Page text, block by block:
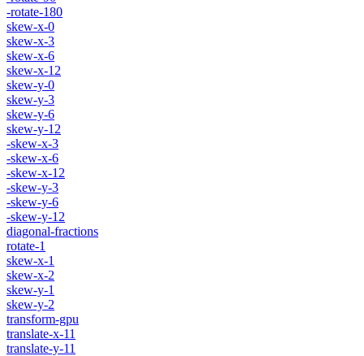
-rotate-180
skew-x-0
skew-x-3
skew-x-6
skew-x-12
skew-y-0
skew-y-3
skew-y-6
skew-y-12
-skew-x-3
-skew-x-6
-skew-x-12
-skew-y-3
-skew-y-6
-skew-y-12
diagonal-fractions
rotate-1
skew-x-1
skew-x-2
skew-y-1
skew-y-2
transform-gpu
translate-x-11
translate-y-11